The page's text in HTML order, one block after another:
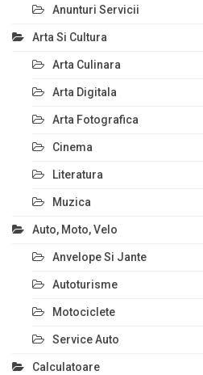
Anunturi Servicii
Arta Si Cultura
Arta Culinara
Arta Digitala
Arta Fotografica
Cinema
Literatura
Muzica
Auto, Moto, Velo
Anvelope Si Jante
Autoturisme
Motociclete
Service Auto
Calculatoare